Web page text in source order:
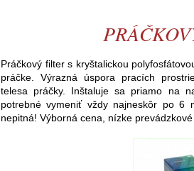
Práčkový filter s kryštalickou
práčke. Výrazná úspora pracích
telesa práčky. Inštaluje sa priamo na
potrebné vymeniť vždy najneskôr po 6
nepitná! Výborná cena, nízke prevádzkové